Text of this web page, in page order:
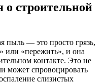
строительной
пыль — это просто грязь,
или «пережить», и она
контакте. Это не
может спровоцировать
слизистых